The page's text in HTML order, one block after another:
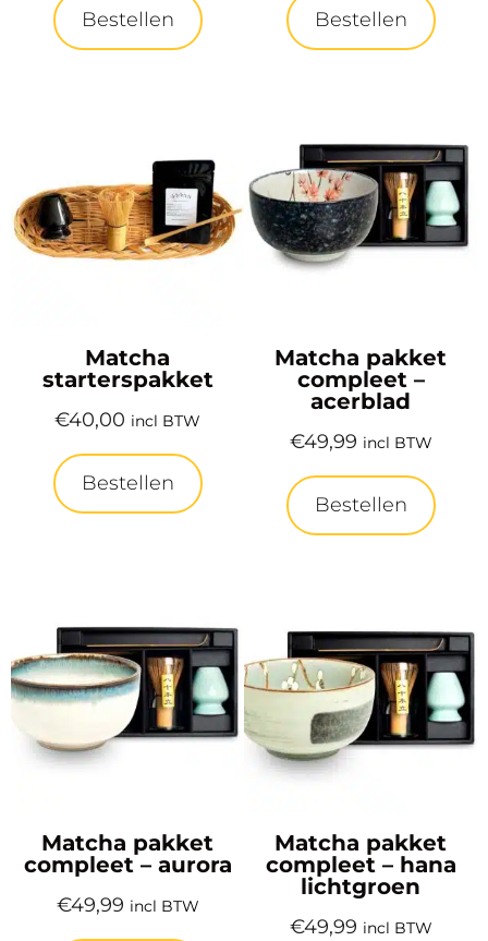
Bestellen Bestellen
Matcha
starterspakket
€40,00 incl BTW
Bestellen
Matcha pakket
compleet –
acerblad
€49,99 incl BTW
Bestellen
Matcha pakket
compleet – aurora
€49,99 incl BTW
Matcha pakket
compleet – hana
lichtgroen
€49,99 incl BTW